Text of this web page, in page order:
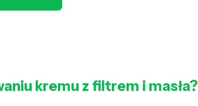
kremu z filtrem i masła?